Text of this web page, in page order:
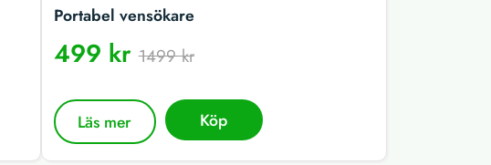
Portabel vensökare
499 kr1499 kr
Läs mer Köp